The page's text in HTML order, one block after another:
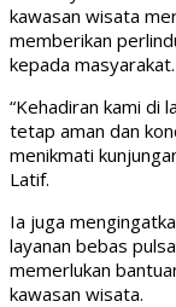
kawasan wisata
memberikan
kepada masyarakat.
“Kehadiran kami di
tetap aman dan
menikmati
Latif.
Ia juga
layanan bebas
memerlukan
kawasan wisata.